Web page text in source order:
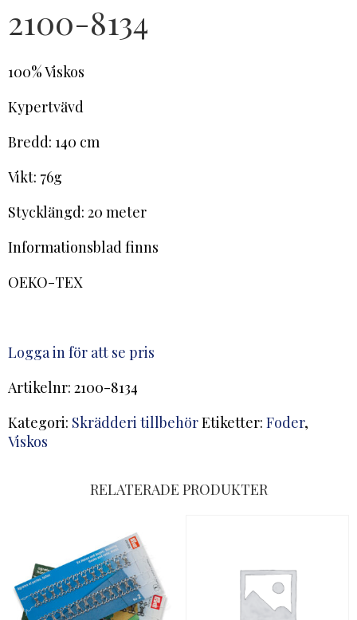
2100-8134
100% Viskos
Kypertvävd
Bredd: 140 cm
Vikt: 76g
Stycklängd: 20 meter
Informationsblad finns
OEKO-TEX
Logga in för att se pris
Artikelnr: 2100-8134
Kategori: Skrädderi tillbehörEtiketter: Foder,
Viskos
RELATERADE PRODUKTER